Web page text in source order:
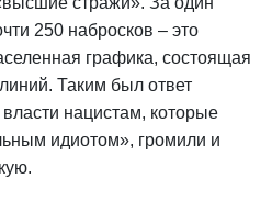
250 набросков – это
графика, состоящая
Таким был ответ
нацистам, которые
идиотом», громили и